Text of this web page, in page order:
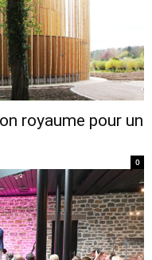
royaume pour un
0